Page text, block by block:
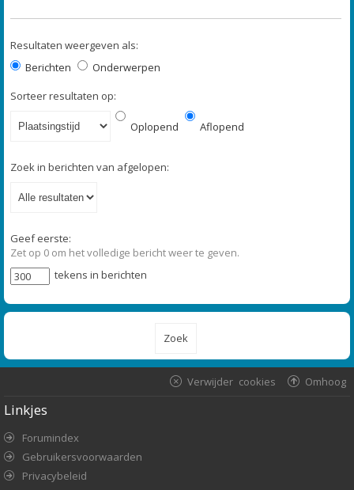
Resultaten weergeven als:
Berichten
Onderwerpen
Sorteer resultaten op:
Oplopend Aflopend
Zoek in berichten van afgelopen:
Geef eerste:
Zet op 0 om het volledige bericht weer te geven.
tekens in berichten
Omhoog
Verwijder cookies
Linkjes
Forumindex
Gebruikersvoorwaarden
Privacybeleid